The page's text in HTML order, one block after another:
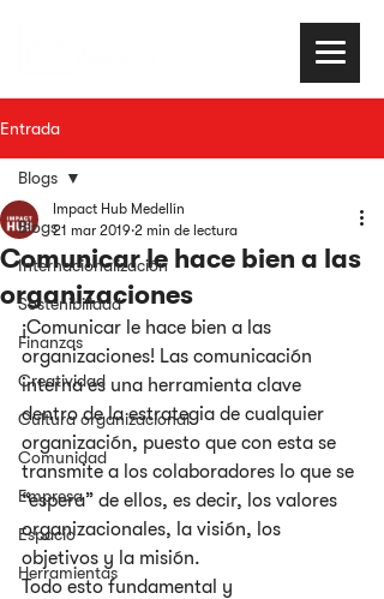
Entrada
Blogs
Internacionalización
Sostenibilidad
Finanzas
Creatividad
Cultura organizacional
Comunidad
Empresa
Espacio
Herramientas
Blogs
Comunicar le hace bien a las
organizaciones
Impact Hub Medellín
21 mar 2019 2 min de lectura
¡Comunicar le hace bien a las
organizaciones! Las comunicación
interna es una herramienta clave
dentro de la estrategia de cualquier
organización, puesto que con esta se
transmite a los colaboradores lo que se
“espera” de ellos, es decir, los valores
organizacionales, la visión, los
objetivos y la misión.
Todo esto fundamental y